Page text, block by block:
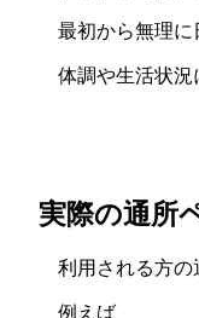
最初から無理に
体調や生活状況
実際の通所
利用される方の
例えば